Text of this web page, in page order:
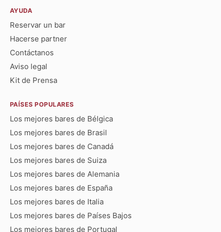
AYUDA
Reservar un bar
Hacerse partner
Contáctanos
Aviso legal
Kit de Prensa
PAÍSES POPULARES
Los mejores bares de Bélgica
Los mejores bares de Brasil
Los mejores bares de Canadá
Los mejores bares de Suiza
Los mejores bares de Alemania
Los mejores bares de España
Los mejores bares de Italia
Los mejores bares de Países Bajos
Los mejores bares de Portugal